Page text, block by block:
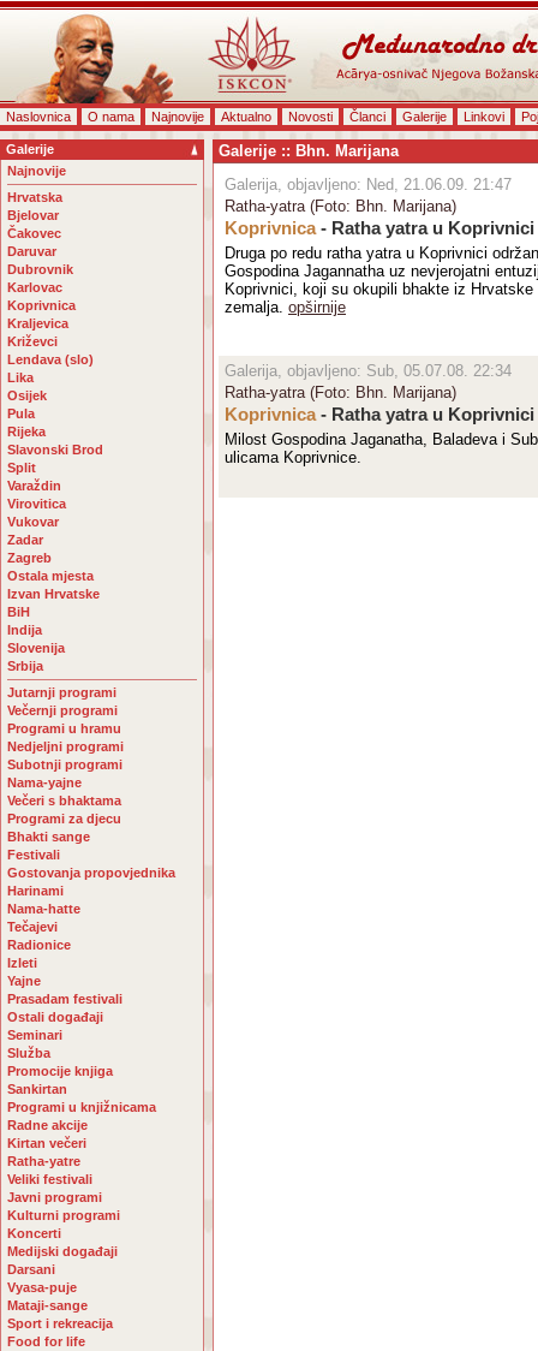
Naslovnica O nama Najnovije Aktualno Novosti Članci Galerije Linkovi
Galerije
Najnovije
Hrvatska
Bjelovar
Čakovec
Daruvar
Dubrovnik
Karlovac
Koprivnica
Kraljevica
Križevci
Lendava (slo)
Lika
Osijek
Pula
Rijeka
Slavonski Brod
Split
Varaždin
Virovitica
Vukovar
Zadar
Zagreb
Ostala mjesta
Izvan Hrvatske
BiH
Indija
Slovenija
Srbija
Jutarnji programi
Večernji programi
Programi u hramu
Nedjeljni programi
Subotnji programi
Nama-yajne
Večeri s bhaktama
Programi za djecu
Bhakti sange
Festivali
Gostovanja propovjednika
Harinami
Nama-hatte
Tečajevi
Radionice
Izleti
Yajne
Prasadam festivali
Ostali događaji
Seminari
Služba
Promocije knjiga
Sankirtan
Programi u knjižnicama
Radne akcije
Kirtan večeri
Ratha-yatre
Veliki festivali
Javni programi
Kulturni programi
Koncerti
Medijski događaji
Darsani
Vyasa-puje
Mataji-sange
Sport i rekreacija
Food for life
Galerije :: Bhn. Marijana
Galerija, objavljeno: Ned, 21.06.09. 21:47
Ratha-yatra (Foto: Bhn. Marijana)
Koprivnica- Ratha yatra u Koprivnici
Druga po redu ratha yatra u Koprivnici
Gospodina Jagannatha uz nevjerojatni
Koprivnici, koji su okupili bhakte iz Hrvatske
zemalja. opširnije
Galerija, objavljeno: Sub, 05.07.08. 22:34
Ratha-yatra (Foto: Bhn. Marijana)
Koprivnica- Ratha yatra u Koprivnici
Milost Gospodina Jaganatha, Baladeva i
ulicama Koprivnice.